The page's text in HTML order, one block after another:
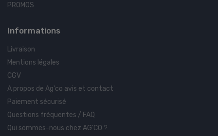
PROMOS
Informations
Livraison
Mentions légales
CGV
A propos de Ag'co avis et contact
Paiement sécurisé
Questions fréquentes / FAQ
Qui sommes-nous chez AG'CO ?